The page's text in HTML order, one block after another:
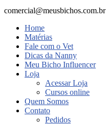
comercial@meusbichos.com.br
Home
Matérias
Fale com o Vet
Dicas da Nanny
Meu Bicho Influencer
Loja
Acessar Loja
Cursos online
Quem Somos
Contato
Pedidos